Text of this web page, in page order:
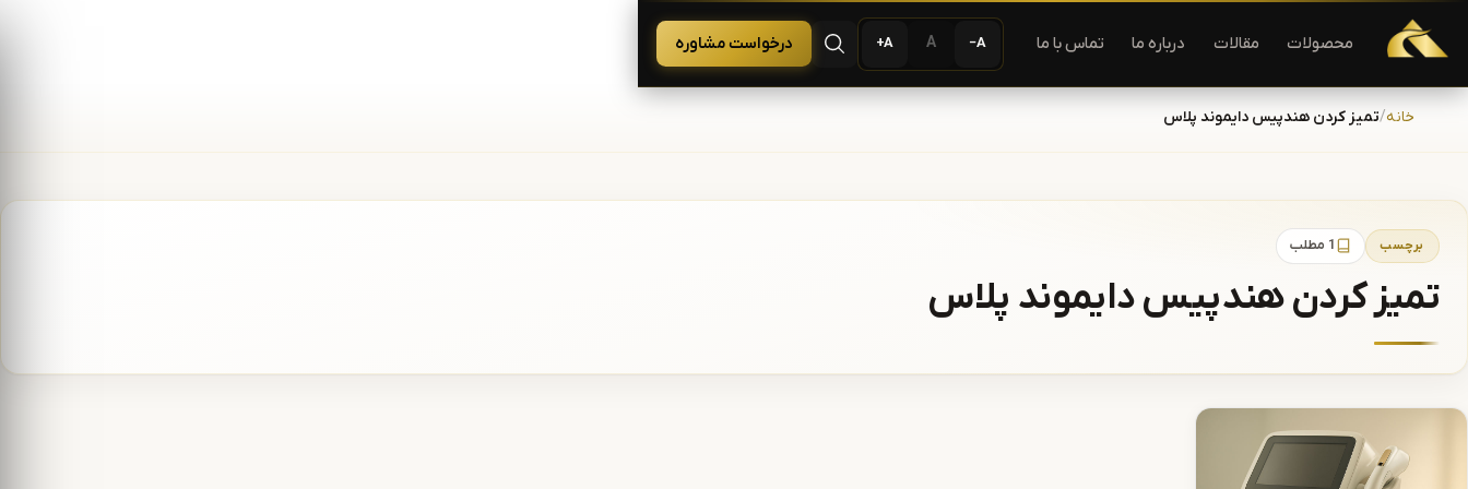
پرش به محتوا
دستگاه لیزر موهای زاید | دستگاه لاغری | آفرودیت لیزر — تجهیزات لیزر و زیبایی
محصولات مقالات درباره ما تماس با ما A−
A
A+
باز کردن جستجو
درخواست مشاوره
خانه تمیز کردن هندپیس دایموند پلاس
برچسب 1 مطلب
تمیز کردن هندپیس دایموند پلاس